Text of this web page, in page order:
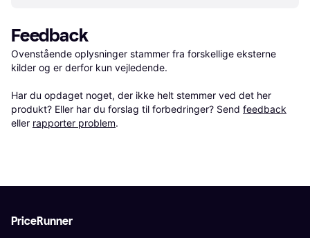
Feedback
Ovenstående oplysninger stammer fra forskellige eksterne
kilder og er derfor kun vejledende.
Har du opdaget noget, der ikke helt stemmer ved det her
produkt? Eller har du forslag til forbedringer? Send feedback
eller rapporter problem.
PriceRunner